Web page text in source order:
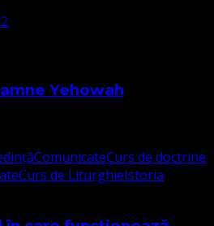
Yehowah
ComunicateCurs de doctrine
Curs de LiturghieIstoria